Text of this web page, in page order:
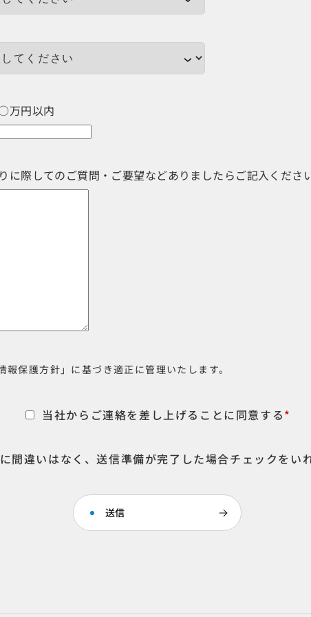
円以内
に際してのご質問・ご要望などありましたらご記入くださ
保護方針」に基づき適正に管理いたします。
当社からご連絡を差し上げることに同意する*
間違いはなく、送信準備が完了した場合チェックをい